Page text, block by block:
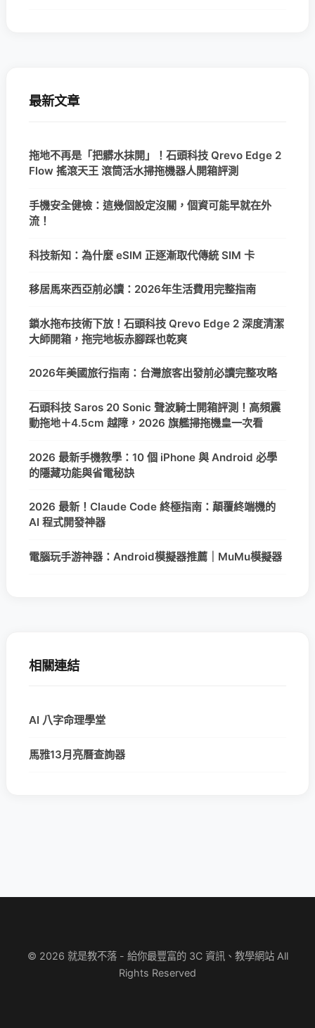
最新文章
拖地不再是「把髒水抹開」！石頭科技 Qrevo Edge 2
Flow 搖滾天王 滾筒活水掃拖機器人開箱評測
手機安全健檢：這幾個設定沒關，個資可能早就在外
流！
科技新知：為什麼 eSIM 正逐漸取代傳統 SIM 卡
移居馬來西亞前必讀：2026年生活費用完整指南
鎖水拖布技術下放！石頭科技 Qrevo Edge 2 深度清潔
大師開箱，拖完地板赤腳踩也乾爽
2026年美國旅行指南：台灣旅客出發前必讀完整攻略
石頭科技 Saros 20 Sonic 聲波騎士開箱評測！高頻震
動拖地＋4.5cm 越障，2026 旗艦掃拖機皇一次看
2026 最新手機教學：10 個 iPhone 與 Android 必學
的隱藏功能與省電秘訣
2026 最新！Claude Code 終極指南：顛覆終端機的
AI 程式開發神器
電腦玩手游神器：Android模擬器推薦｜MuMu模擬器
相關連結
AI 八字命理學堂
馬雅13月亮曆查詢器
© 2026 就是教不落 - 給你最豐富的 3C 資訊、教學網站 All
Rights Reserved